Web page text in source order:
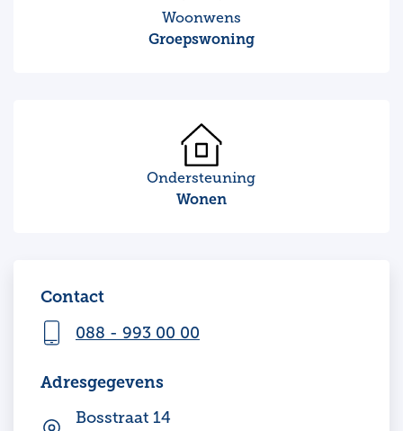
Woonwens
Groepswoning
Ondersteuning
Wonen
Contact
088 - 993 00 00
Adresgegevens
Bosstraat 14